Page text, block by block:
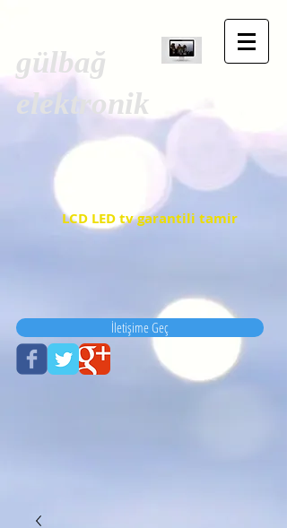
gülbağ
elektronik
LCD LED tv garantili tamir
İletişime Geç